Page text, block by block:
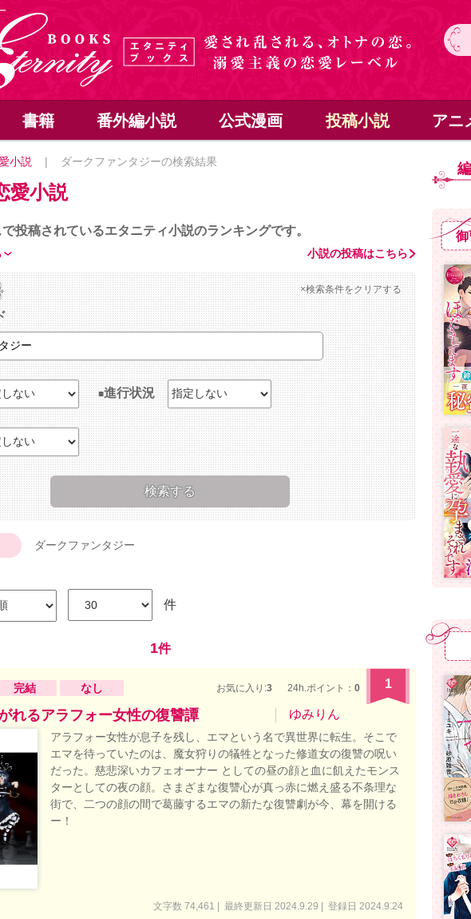
書籍 番外編小説 公式漫画 投稿小説 アニ
小説 | ダークファンタジーの検索結果
愛小説
投稿されているエタニティ小説のランキングです。
小説の投稿はこちら
×検索条件をクリアする
進行状況
ダークファンタジー
件
1件
完結 なし お気に入り:3 24h.ポイント： 0 1
れるアラフォー女性の復讐譚 ゆみりん
アラフォー女性が息子を残し、エマという名で異世界に転生。そこで
エマを待っていたのは、魔女狩りの犠牲となった修道女の復讐の呪い
だった。慈悲深いカフェオーナー としての昼の顔と血に飢えたモンス
ターとしての夜の顔。さまざまな復讐心が真っ赤に燃え盛る不条理な
街で、二つの顔の間で葛藤するエマの新たな復讐劇が今、幕を開ける
ー！
文字数 74,461 | 最終更新日 2024.9.29 | 登録日 2024.9.24